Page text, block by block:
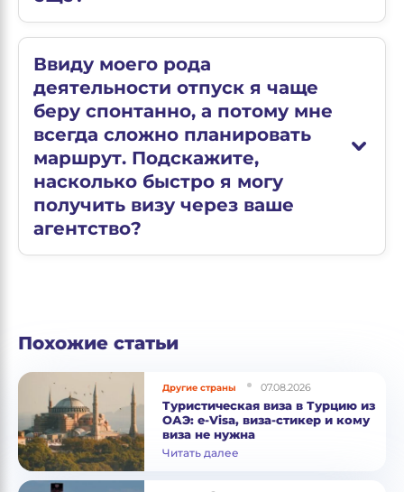
Ввиду моего рода
деятельности отпуск я чаще
беру спонтанно, а потому мне
всегда сложно планировать
маршрут. Подскажите,
насколько быстро я могу
получить визу через ваше
агентство?
Похожие статьи
Другие страны 07.08.2026
Туристическая виза в Турцию из
ОАЭ: e-Visa, виза-стикер и кому
виза не нужна
Читать далее